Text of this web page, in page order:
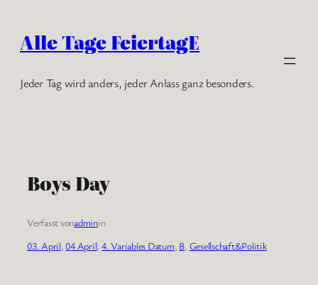
Inhalt
springen
Alle Tage FeiertagE
Jeder Tag wird anders, jeder Anlass ganz besonders.
Boys Day
Verfasst vonadminin
03. April, 04 April, 4. Variables Datum, B, Gesellschaft&Politik